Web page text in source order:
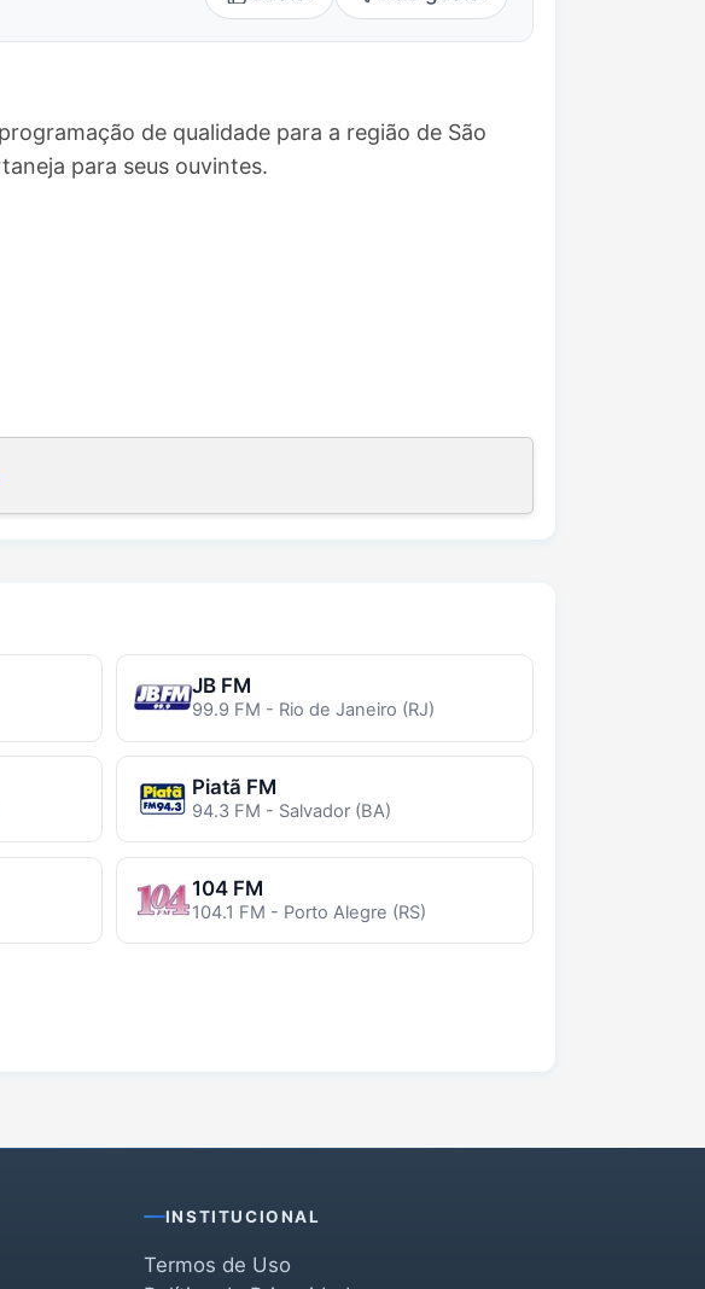
de qualidade para a região de São
para seus ouvintes.
JB FM
99.9 FM - Rio de Janeiro (RJ)
Piatã FM
94.3 FM - Salvador (BA)
104 FM
104.1 FM - Porto Alegre (RS)
INSTITUCIONAL
Termos de Uso